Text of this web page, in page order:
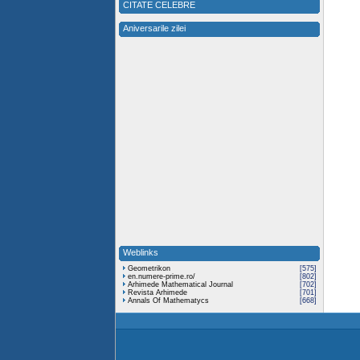
CITATE CELEBRE
Aniversarile zilei
Weblinks
Geometrikon
[575]
en.numere-prime.ro/
[802]
Arhimede Mathematical Journal
[702]
Revista Arhimede
[701]
Annals Of Mathematycs
[668]